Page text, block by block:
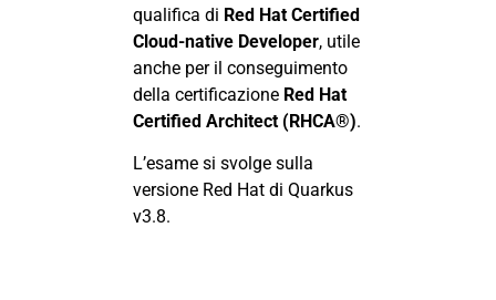
qualifica di Red Hat Certified
Cloud-native Developer, utile
anche per il conseguimento
della certificazione Red Hat
Certified Architect (RHCA®).
L’esame si svolge sulla
versione Red Hat di Quarkus
v3.8.